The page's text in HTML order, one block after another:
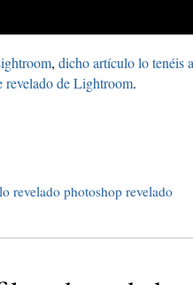
, dicho artículo lo tenéis
revelado de Lightroom.
revelado photoshop revelado